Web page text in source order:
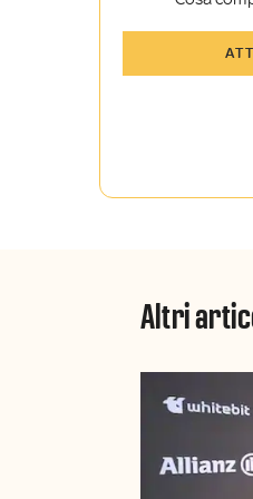
Sky TG24
Altri